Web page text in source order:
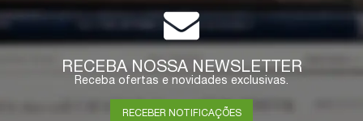
RECEBA NOSSA NEWSLETTER
Receba ofertas e novidades exclusivas.
RECEBER NOTIFICAÇÕES